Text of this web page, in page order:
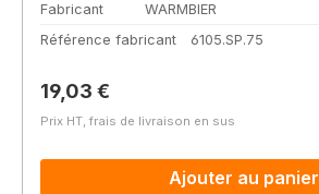
Fabricant
WARMBIER
Référence fabricant
6105.SP.75
Prix régulier :
19,03 €
Prix HT, frais de livraison en sus
Ajouter au panier